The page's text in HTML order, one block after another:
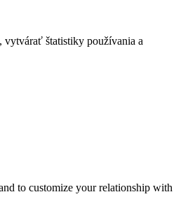
vytvárať štatistiky používania a
to customize your relationship with